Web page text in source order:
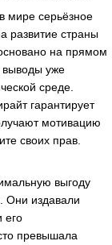
мире серьёзное
развитие страны
на прямом
выводы уже
среде.
гарантирует
мотивацию
своих прав.
выгоду
Они издавали
его
превышала